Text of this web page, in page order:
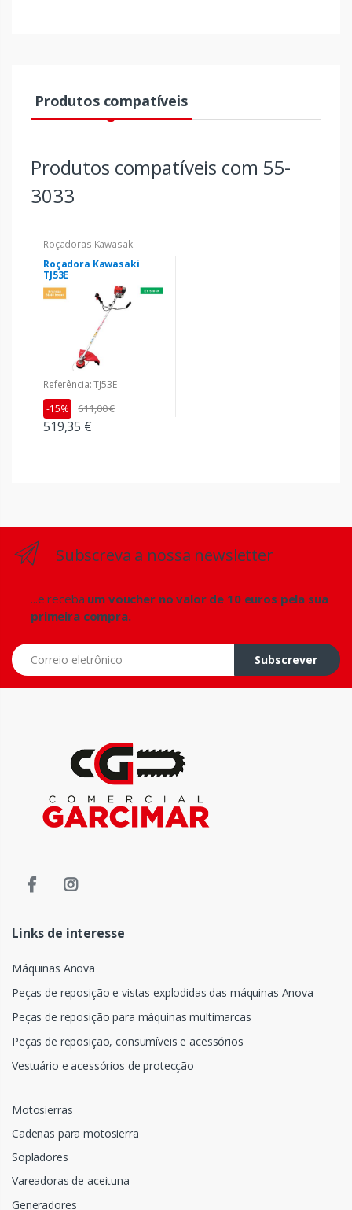
Produtos compatíveis
Produtos compatíveis com 55-
3033
Roçadoras Kawasaki
Roçadora Kawasaki
TJ53E
Referência: TJ53E
519,35 €
-15% 611,00 €
Subscreva a nossa newsletter
...e receba um voucher no valor de 10 euros pela sua
primeira compra.
Correio eletrônico
Subscrever
Links de interesse
Máquinas Anova
Peças de reposição e vistas explodidas das máquinas Anova
Peças de reposição para máquinas multimarcas
Peças de reposição, consumíveis e acessórios
Vestuário e acessórios de protecção
Motosierras
Cadenas para motosierra
Sopladores
Vareadoras de aceituna
Generadores